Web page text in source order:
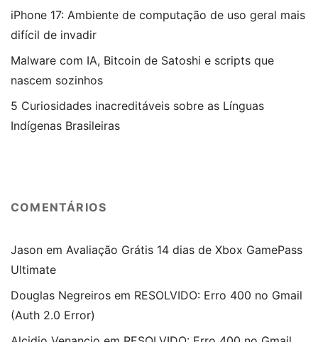
iPhone 17: Ambiente de computação de uso geral mais
difícil de invadir
Malware com IA, Bitcoin de Satoshi e scripts que
nascem sozinhos
5 Curiosidades inacreditáveis sobre as Línguas
Indígenas Brasileiras
COMENTÁRIOS
Jason em Avaliação Grátis 14 dias de Xbox GamePass
Ultimate
Douglas Negreiros em RESOLVIDO: Erro 400 no Gmail
(Auth 2.0 Error)